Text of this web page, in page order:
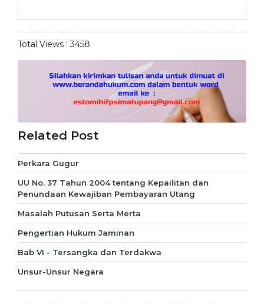
Total Views :3458
Related Post
Perkara Gugur
UU No. 37 Tahun 2004 tentang Kepailitan dan
Penundaan Kewajiban Pembayaran Utang
Masalah Putusan Serta Merta
Pengertian Hukum Jaminan
Bab VI - Tersangka dan Terdakwa
Unsur-Unsur Negara